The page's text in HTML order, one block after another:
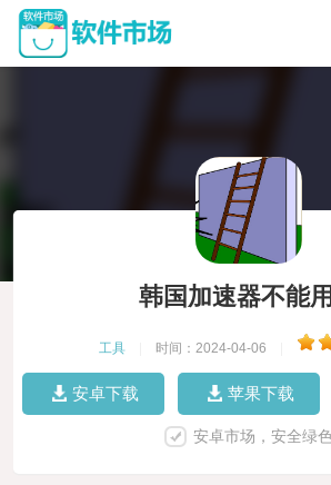
韩国加速器不能
工具 时间：2024-04-06
安卓下载 苹果下载
安卓市场，安全绿